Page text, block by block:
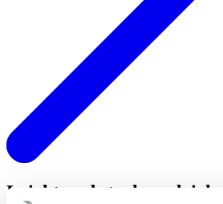
Leicht und stark zugleich